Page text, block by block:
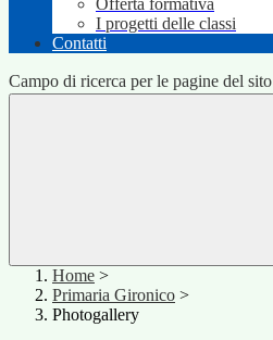
Offerta formativa
I progetti delle classi
Contatti
Campo di ricerca per le pagine del sito
Home >
Primaria Gironico >
Photogallery